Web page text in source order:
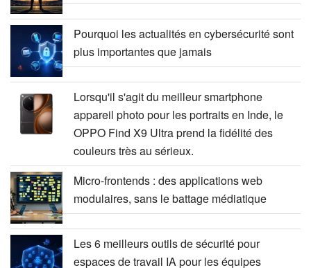
Pourquoi les actualités en cybersécurité sont
plus importantes que jamais
Lorsqu'il s'agit du meilleur smartphone
appareil photo pour les portraits en Inde, le
OPPO Find X9 Ultra prend la fidélité des
couleurs très au sérieux.
Micro-frontends : des applications web
modulaires, sans le battage médiatique
Les 6 meilleurs outils de sécurité pour
espaces de travail IA pour les équipes